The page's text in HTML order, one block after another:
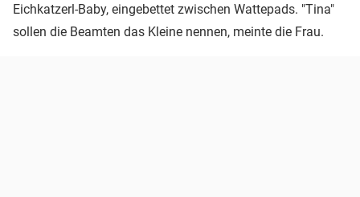
Eichkatzerl-Baby, eingebettet zwischen Wattepads. "Tina"
sollen die Beamten das Kleine nennen, meinte die Frau.